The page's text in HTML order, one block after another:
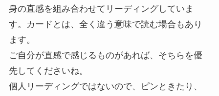
身の直感を組み合わせてリーディングしていま
す。カードとは、全く違う意味で読む場合もあり
ます。
ご自分が直感で感じるものがあれば、そちらを優
先してくださいね。
個人リーディングではないので、ピンときたり、